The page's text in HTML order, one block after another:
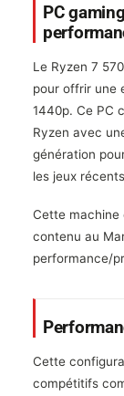
PC
Le Ryzen 7
pour offrir une
1440p. Ce PC
Ryzen avec
génération
les jeux
Cette machine
contenu au
performance/
Cette
compétitifs